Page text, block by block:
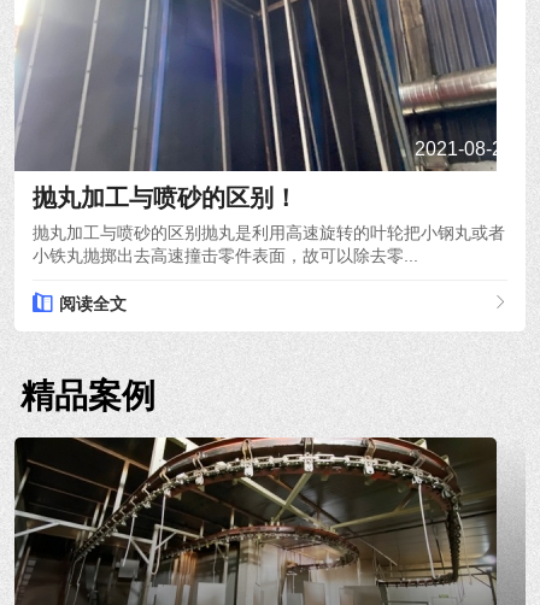
2021-08-20
抛丸加工与喷砂的区别！
抛丸加工与喷砂的区别抛丸是利用高速旋转的叶轮把小钢丸或者
小铁丸抛掷出去高速撞击零件表面，故可以除去零...
阅读全文
精品案例